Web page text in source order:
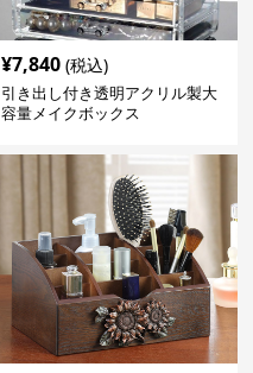
¥7,840 (税込)
引き出し付き透明アクリル製大
容量メイクボックス